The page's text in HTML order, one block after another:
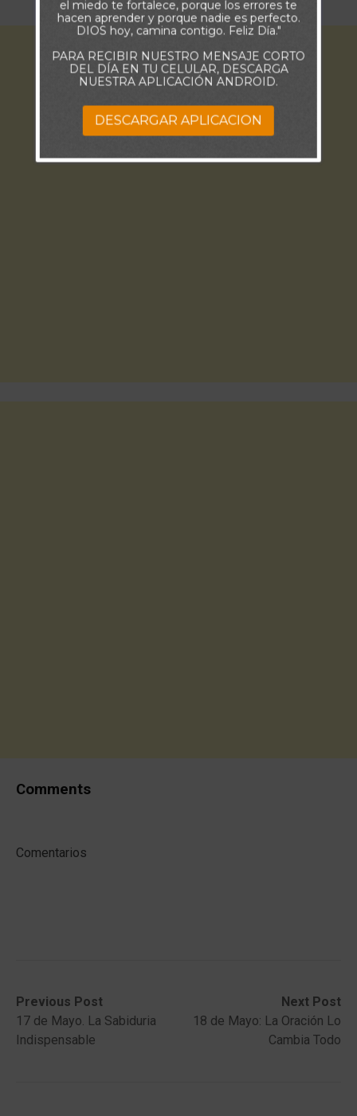
Comments
Comentarios
Post
navigation
Previous Post
Previous
post:17 de Mayo. La Sabiduria
Indispensable
Next Post
Next
post:
18 de Mayo: La Oración Lo
Cambia Todo
el miedo te fortalece, porque los errores te
hacen aprender y porque nadie es perfecto.
DIOS hoy, camina contigo. Feliz Día."
PARA RECIBIR NUESTRO MENSAJE CORTO
DEL DÍA EN TU CELULAR, DESCARGA
NUESTRA APLICACIÓN ANDROID.
DESCARGAR APLICACION